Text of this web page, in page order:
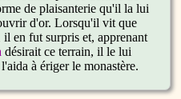
de plaisanterie qu'il la lui
d'or. Lorsqu'il vit que
en fut surpris et, apprenant
désirait ce terrain, il le lui
à ériger le monastère.